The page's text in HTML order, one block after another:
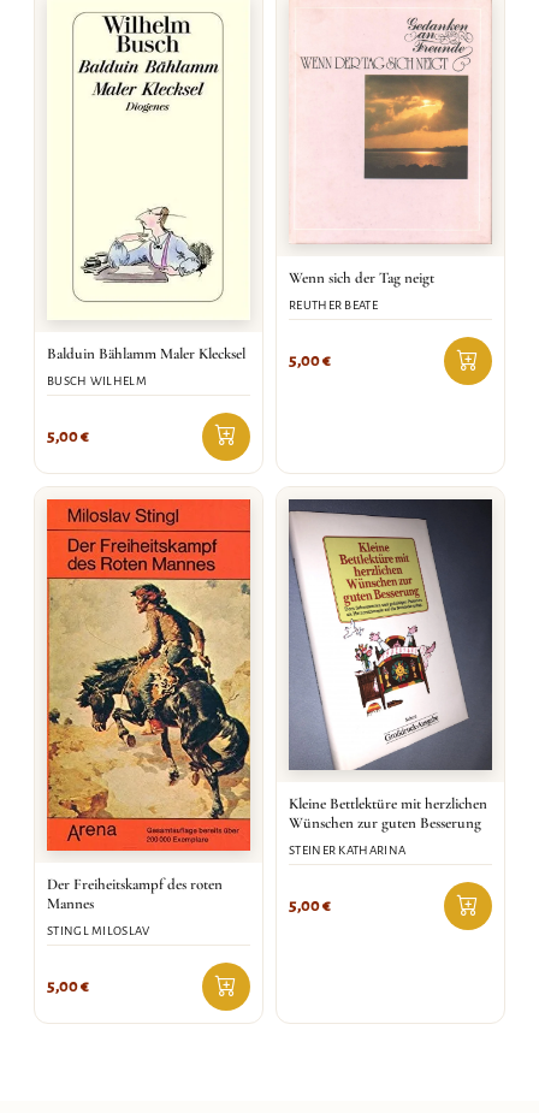
Balduin Bählamm Maler Klecksel
BUSCH WILHELM
5,00€
Wenn sich der Tag neigt
REUTHER BEATE
5,00€
Der Freiheitskampf des roten
Mannes
STINGL MILOSLAV
5,00€
Kleine Bettlektüre mit herzlichen
Wünschen zur guten Besserung
STEINER KATHARINA
5,00€